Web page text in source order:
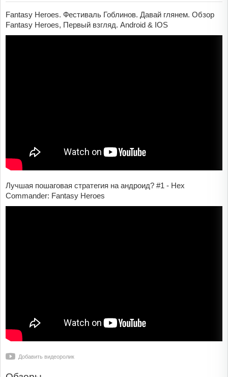
Fantasy Heroes. Фестиваль Гоблинов. Давай глянем. Обзор
Fantasy Heroes, Первый взгляд. Android & IOS
Лучшая пошаговая стратегия на андроид? #1 - Hex
Commander: Fantasy Heroes
Добавить видеоролик